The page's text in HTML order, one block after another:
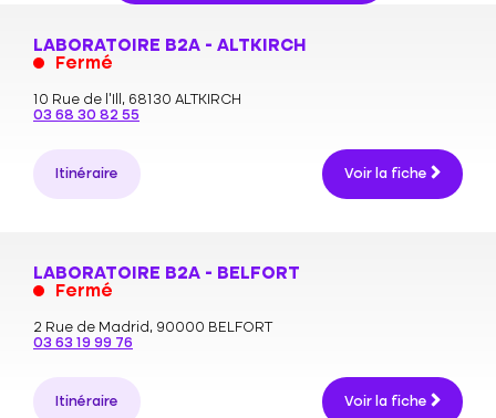
LABORATOIRE B2A - ALTKIRCH
Fermé
10 Rue de l'Ill, 68130 ALTKIRCH
03 68 30 82 55
Itinéraire Voir la fiche
LABORATOIRE B2A - BELFORT
Fermé
2 Rue de Madrid, 90000 BELFORT
03 63 19 99 76
Itinéraire Voir la fiche